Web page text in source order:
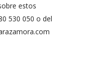
estos
530 050 o del